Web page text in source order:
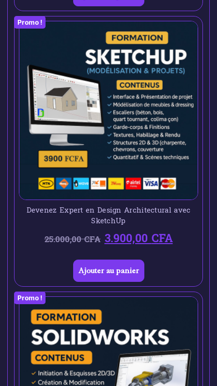
Promo !
Devenez Expert en Design Architectural avec
SketchUp
25.000,00CFA 3.900,00CFA
Ajouter au panier
Promo !